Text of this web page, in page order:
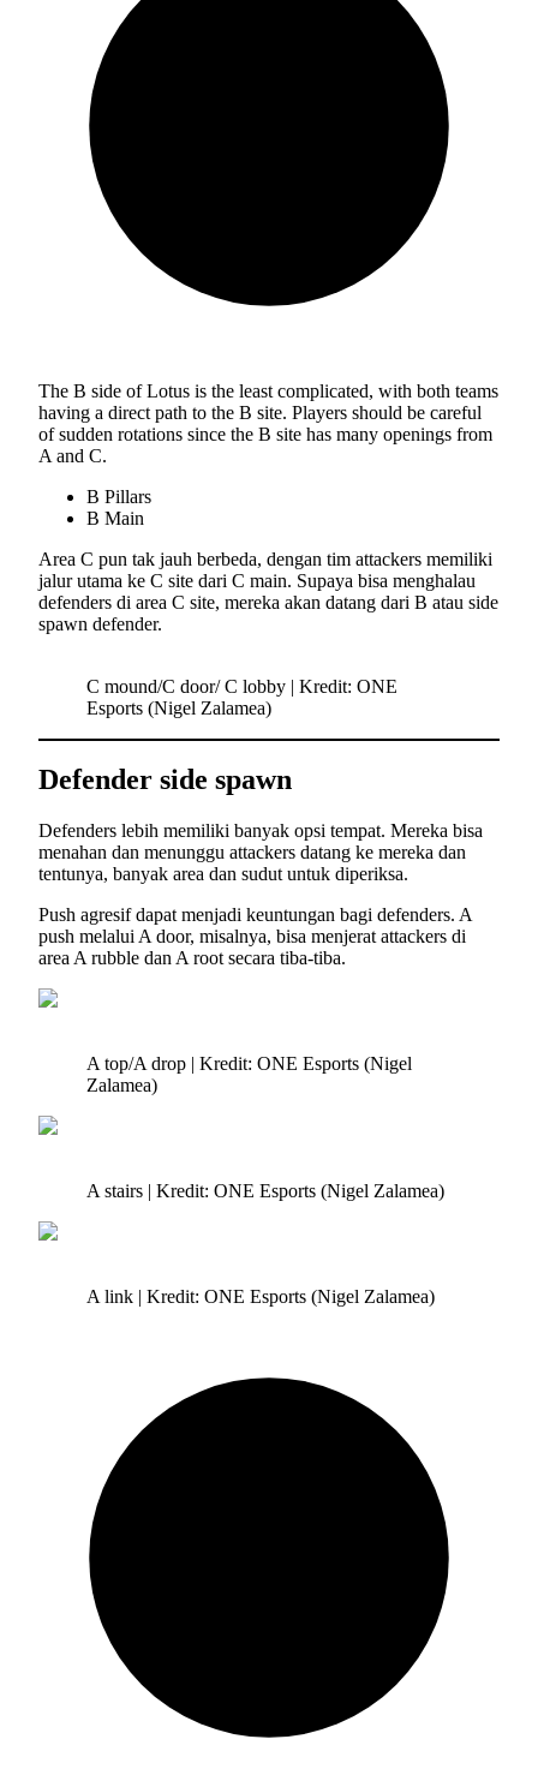
The B side of Lotus is the least complicated, with both teams
having a direct path to the B site. Players should be careful
of sudden rotations since the B site has many openings from
A and C.
B Pillars
B Main
Area C pun tak jauh berbeda, dengan tim attackers memiliki
jalur utama ke C site dari C main. Supaya bisa menghalau
defenders di area C site, mereka akan datang dari B atau side
spawn defender.
C mound/C door/ C lobby | Kredit: ONE
Esports (Nigel Zalamea)
Defender side spawn
Defenders lebih memiliki banyak opsi tempat. Mereka bisa
menahan dan menunggu attackers datang ke mereka dan
tentunya, banyak area dan sudut untuk diperiksa.
Push agresif dapat menjadi keuntungan bagi defenders. A
push melalui A door, misalnya, bisa menjerat attackers di
area A rubble dan A root secara tiba-tiba.
A top/A drop | Kredit: ONE Esports (Nigel
Zalamea)
A stairs | Kredit: ONE Esports (Nigel Zalamea)
A link | Kredit: ONE Esports (Nigel Zalamea)